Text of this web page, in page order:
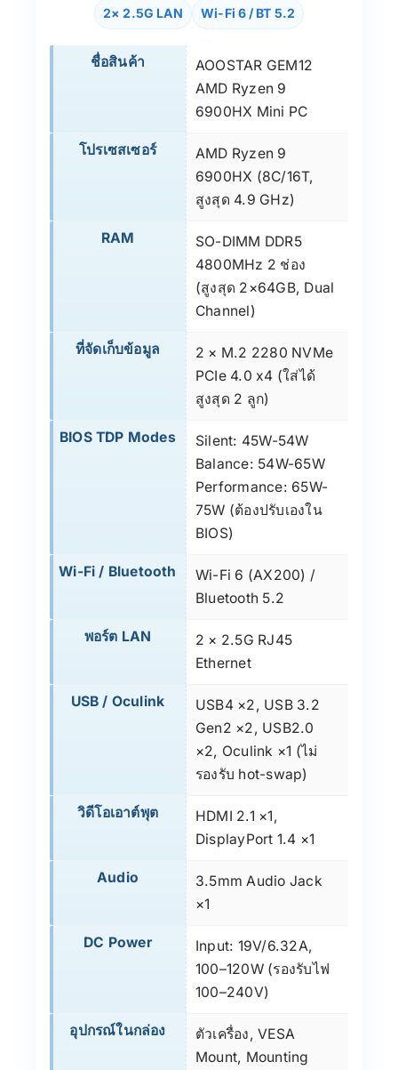
2× 2.5G LAN Wi-Fi 6 / BT 5.2
ชื่อสินค้า
AOOSTAR GEM12
AMD Ryzen 9
6900HX Mini PC
โปรเซสเซอร์
AMD Ryzen 9
6900HX (8C/16T,
สูงสุด 4.9 GHz)
RAM
SO-DIMM DDR5
4800MHz 2 ช่อง
(สูงสุด 2×64GB, Dual
Channel)
ที่จัดเก็บข้อมูล
2 × M.2 2280 NVMe
PCIe 4.0 x4 (ใส่ได้
สูงสุด 2 ลูก)
BIOS TDP Modes
Silent: 45W-54W
Balance: 54W-65W
Performance: 65W-
75W (ต้องปรับเองใน
BIOS)
Wi-Fi / Bluetooth
Wi-Fi 6 (AX200) /
Bluetooth 5.2
พอร์ต LAN
2 × 2.5G RJ45
Ethernet
USB / Oculink
USB4 ×2, USB 3.2
Gen2 ×2, USB2.0
×2, Oculink ×1 (ไม่
รองรับ hot-swap)
วิดีโอเอาต์พุต
HDMI 2.1 ×1,
DisplayPort 1.4 ×1
Audio
3.5mm Audio Jack
×1
DC Power
Input: 19V/6.32A,
100–120W (รองรับไฟ
100–240V)
อุปกรณ์ในกล่อง
ตัวเครื่อง, VESA
Mount, Mounting